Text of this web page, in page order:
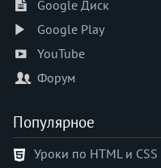
Google Диск
Google Play
YouTube
Форум
Популярное
Уроки по HTML и CSS